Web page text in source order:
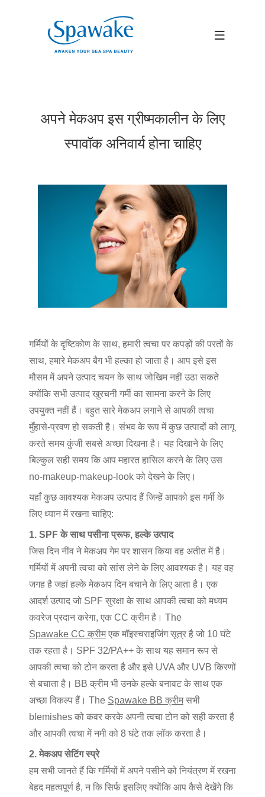
अपने मेकअप इस ग्रीष्मकालीन के लिए
स्पावॉक अनिवार्य होना चाहिए
गर्मियों के दृष्टिकोण के साथ, हमारी त्वचा पर कपड़ों की परतों के
साथ, हमारे मेकअप बैग भी हल्का हो जाता है। आप इसे इस
मौसम में अपने उत्पाद चयन के साथ जोखिम नहीं उठा सकते
क्योंकि सभी उत्पाद खुरचनी गर्मी का सामना करने के लिए
उपयुक्त नहीं हैं। बहुत सारे मेकअप लगाने से आपकी त्वचा
मुँहासे-प्रवण हो सकती है। संभव के रूप में कुछ उत्पादों को लागू
करते समय कुंजी सबसे अच्छा दिखना है। यह दिखाने के लिए
बिल्कुल सही समय कि आप महारत हासिल करने के लिए उस
no-makeup-makeup-look को देखने के लिए।
यहाँ कुछ आवश्यक मेकअप उत्पाद हैं जिन्हें आपको इस गर्मी के
लिए ध्यान में रखना चाहिए:
1. SPF के साथ पसीना प्रूफ, हल्के उत्पाद
जिस दिन नींव ने मेकअप गेम पर शासन किया वह अतीत में है।
गर्मियों में अपनी त्वचा को सांस लेने के लिए आवश्यक है। यह वह
जगह है जहां हल्के मेकअप दिन बचाने के लिए आता है। एक
आदर्श उत्पाद जो SPF सुरक्षा के साथ आपकी त्वचा को मध्यम
कवरेज प्रदान करेगा, एक CC क्रीम है। The
Spawake CC क्रीमएक मॉइस्चराइजिंग सूत्र है जो 10 घंटे
तक रहता है। SPF 32/PA++ के साथ यह समान रूप से
आपकी त्वचा को टोन करता है और इसे UVA और UVB किरणों
से बचाता है। BB क्रीम भी उनके हल्के बनावट के साथ एक
अच्छा विकल्प हैं। The Spawake BB क्रीमसभी
blemishes को कवर करके अपनी त्वचा टोन को सही करता है
और आपकी त्वचा में नमी को 8 घंटे तक लॉक करता है।
2. मेकअप सेटिंग स्प्रे
हम सभी जानते हैं कि गर्मियों में अपने पसीने को नियंत्रण में रखना
बेहद महत्वपूर्ण है, न कि सिर्फ इसलिए क्योंकि आप कैसे देखेंगे कि